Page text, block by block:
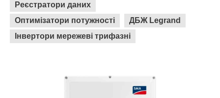
Реєстратори даних
Оптимізатори потужності
ДБЖ Legrand
Інвертори мережеві трифазні